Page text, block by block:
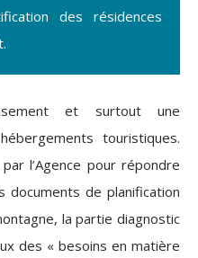
des résidences
et surtout une
touristiques.
l’Agence pour répondre
documents de planification
la partie diagnostic
des « besoins en matière